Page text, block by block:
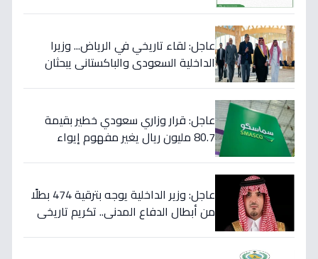
عاجل: لقاء تاريخي في الرياض... وزيرا
الداخلية السعودي والباكستاني يبحثان
عاجل: قرار وزاري سعودي خطير بقيمة
80.7 مليون ريال يغير مفهوم إيواء
عاجل: وزير الداخلية يوجه بترقية 474 بطلًا
من أبطال الدفاع المدني.. تكريم تاريخي